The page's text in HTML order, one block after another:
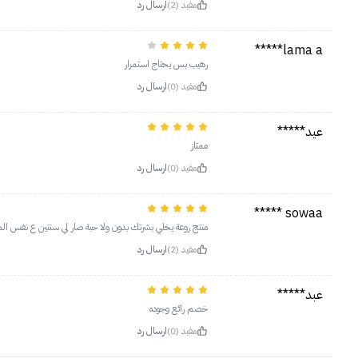
مفيد (2) ارسال رد
lama a*****
رهيب بس يحتاج استمرار
مفيد (0)
ارسال رد
عيد*****
ممتاز
مفيد (0)
ارسال رد
sowaa *****
منتج روعة يخلي بشرتك بدون ولا حبة صار لي سنتين ع نفس
مفيد (2)
ارسال رد
عبد*****
خصم رائع وجوده
مفيد (0)
ارسال رد